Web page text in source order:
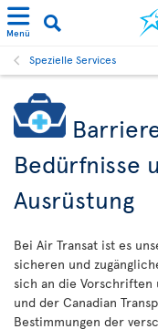
Menü
Spezielle Services
Bedürfnisse
Ausrüstung
Bei Air Transat ist es
sicheren und
sich an die Vorschriften
und der Canadian
Bestimmungen der